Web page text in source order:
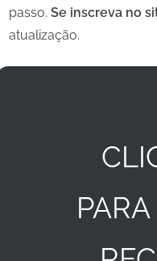
passo. Se inscreva no
atualização.